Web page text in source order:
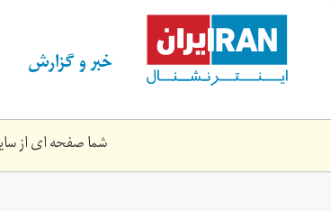
content خبر و گزارش
شما صفحه ای از